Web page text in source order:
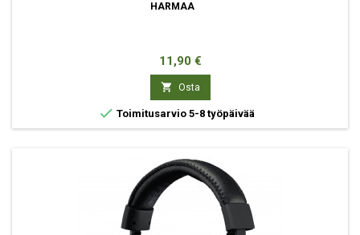
HARMAA
Hinta
11,90 €
 Osta
 Toimitusarvio 5-8 työpäivää